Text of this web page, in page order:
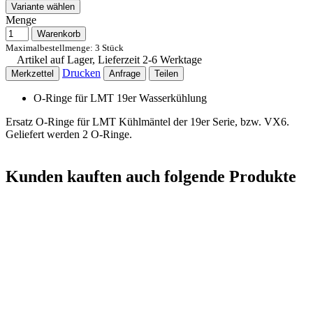
Variante wählen
Menge
Warenkorb
Maximalbestellmenge: 3 Stück
Artikel auf Lager, Lieferzeit 2-6 Werktage
Merkzettel Drucken Anfrage Teilen
O-Ringe für LMT 19er Wasserkühlung
Ersatz O-Ringe für LMT Kühlmäntel der 19er Serie, bzw. VX6.
Geliefert werden 2 O-Ringe.
Kunden kauften auch folgende Produkte